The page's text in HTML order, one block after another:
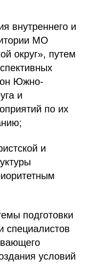
внутреннего и
МО
округ», путем
Южно-
и
по их
и
подготовки
специалистов
условий